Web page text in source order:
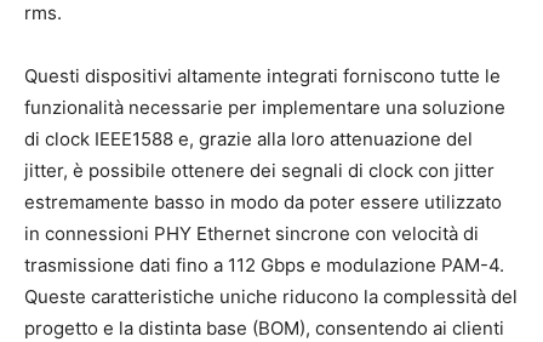
rms.
Questi dispositivi altamente integrati forniscono tutte le
funzionalità necessarie per implementare una soluzione
di clock IEEE1588 e, grazie alla loro attenuazione del
jitter, è possibile ottenere dei segnali di clock con jitter
estremamente basso in modo da poter essere utilizzato
in connessioni PHY Ethernet sincrone con velocità di
trasmissione dati fino a 112 Gbps e modulazione PAM-4.
Queste caratteristiche uniche riducono la complessità del
progetto e la distinta base (BOM), consentendo ai clienti